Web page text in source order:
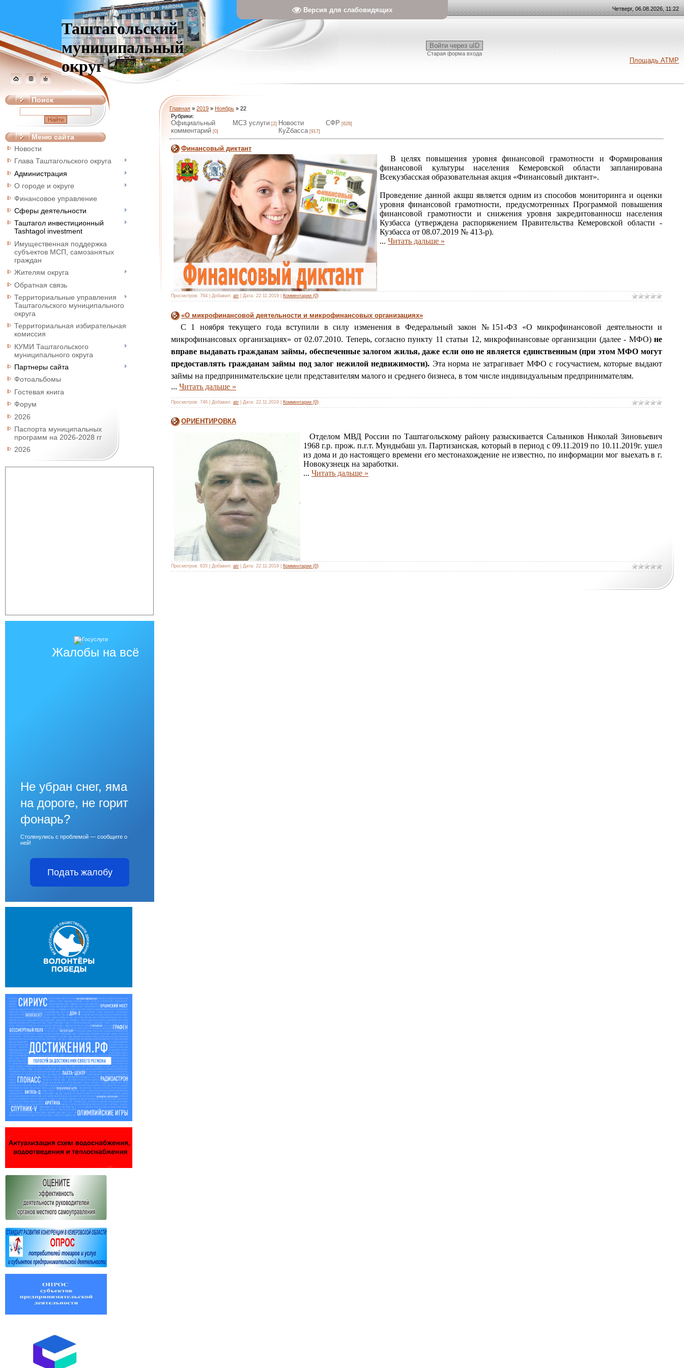
Версия для слабовидящих
Таштагольский
муниципальный
округ
Четверг, 06.08.2026, 11:22
Войти через uID
Старая форма входа
Площадь АТМР
Поиск
Меню сайта
Новости
Глава Таштагольского округа
Администрация
О городе и округе
Финансовое управление
Сферы деятельности
Таштагол инвестиционный
Tashtagol investment
Имущественная поддержка
субъектов МСП, самозанятых
граждан
Жителям округа
Обратная связь
Территориальные управления
Таштагольского муниципального
округа
Территориальная избирательная
комиссия
КУМИ Таштагольского
муниципального округа
Партнеры сайта
Фотоальбомы
Гостевая книга
Форум
2026
Паспорта муниципальных
программ на 2026-2028 гг
2026
Жалобы на всё
Не убран снег, яма
на дороге, не горит
фонарь?
Столкнулись с проблемой — сообщите о
ней!
Подать жалобу
Главная » 2019 » Ноябрь » 22
Рубрики:
Официальный
комментарий [0]
МСЗ услуги [2]
Новости
КуZбасса [917]
СФР [628]
Финансовый диктант
В целях повышения уровня финансовой грамотности и Формирования
финансовой культуры населения Кемеровской области запланирована
Всекузбасская образовательная акция «Финансовый диктант».
Проведение данной акщш является одним из способов мониторинга и оценки
уровня финансовой грамотности, предусмотренных Программой повышения
финансовой грамотности и снижения уровня закредитованносш населения
Кузбасса (утверждена распоряжением Правительства Кемеровской области -
Кузбасса от 08.07.2019 № 413-р).
... Читать дальше »
Просмотров: 764 Добавил: atr Дата: 22.11.2019 Комментарии (0)
«О микрофинансовой деятельности и микрофинансовых организациях»
С 1 ноября текущего года вступили в силу изменения в Федеральный закон №151-ФЗ «О микрофинансовой деятельности и
микрофинансовых организациях» от 02.07.2010. Теперь, согласно пункту 11 статьи 12, микрофинансовые организации (далее - МФО) не
вправе выдавать гражданам займы, обеспеченные залогом жилья, даже если оно не является единственным (при этом МФО могут
предоставлять гражданам займы под залог нежилой недвижимости). Эта норма не затрагивает МФО с госучастием, которые выдают
займы на предпринимательские цели представителям малого и среднего бизнеса, в том числе индивидуальным предпринимателям.
... Читать дальше »
Просмотров: 746 Добавил: atr Дата: 22.11.2019 Комментарии (0)
ОРИЕНТИРОВКА
Отделом МВД России по Таштагольскому району разыскивается Сальников Николай Зиновьевич
1968 г.р. прож. п.г.т. Мундыбаш ул. Партизанская, который в период с 09.11.2019 по 10.11.2019г. ушел
из дома и до настоящего времени его местонахождение не известно, по информации мог выехать в г.
Новокузнецк на заработки.
... Читать дальше »
Просмотров: 835 Добавил: atr Дата: 22.11.2019 Комментарии (0)